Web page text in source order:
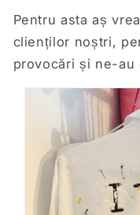
Pentru asta aș
clienților noștri,
provocări și ne-